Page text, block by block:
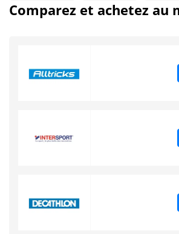
Comparez et achetez au